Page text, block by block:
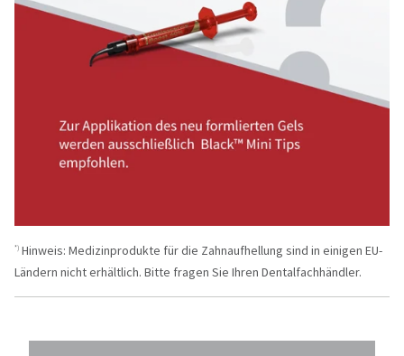
*) Hinweis: Medizinprodukte für die Zahnaufhellung sind in einigen EU-
Ländern nicht erhältlich. Bitte fragen Sie Ihren Dentalfachhändler.